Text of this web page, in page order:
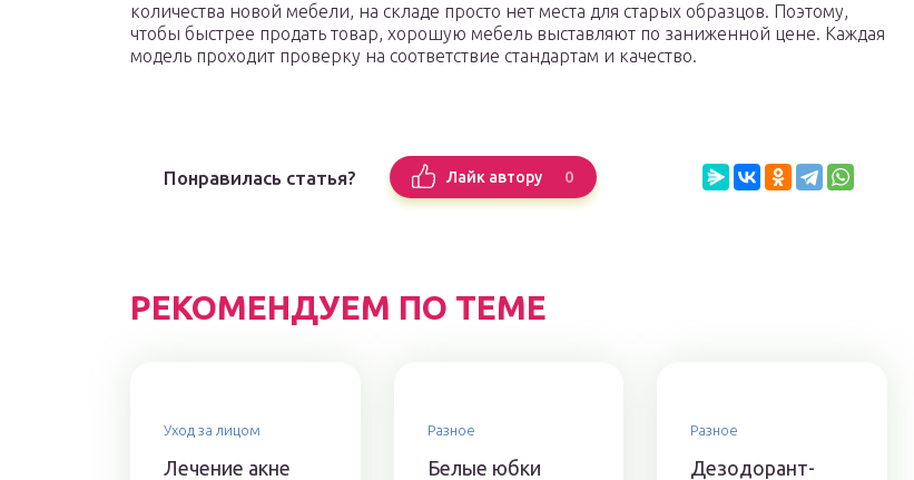
количества новой мебели, на складе просто нет места для старых образцов. Поэтому,
чтобы быстрее продать товар, хорошую мебель выставляют по заниженной цене. Каждая
модель проходит проверку на соответствие стандартам и качество.
Понравилась статья? Лайк автору 0
РЕКОМЕНДУЕМ ПО ТЕМЕ
Уход за лицом
Лечение акне
Разное
Белые юбки
Разное
Дезодорант-